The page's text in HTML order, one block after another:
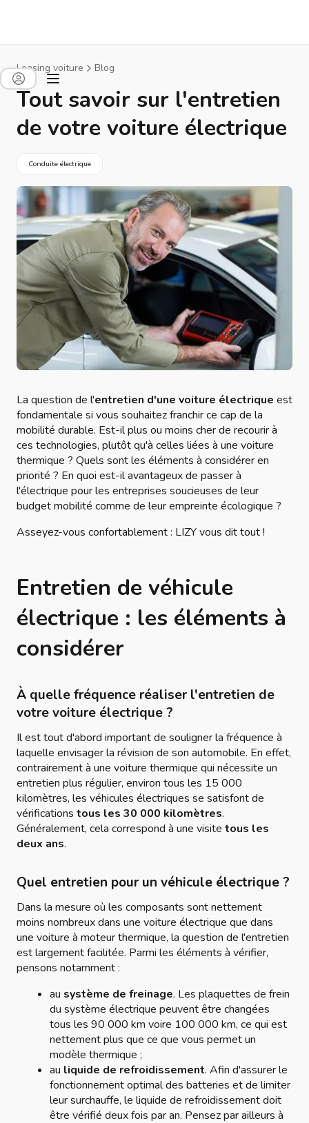
Leasing voiture Blog
Tout savoir sur l'entretien
de votre voiture électrique
Conduite électrique
La question de l'entretien d'une voiture électrique est
fondamentale si vous souhaitez franchir ce cap de la
mobilité durable. Est-il plus ou moins cher de recourir à
ces technologies, plutôt qu'à celles liées à une voiture
thermique ? Quels sont les éléments à considérer en
priorité ? En quoi est-il avantageux de passer à
l'électrique pour les entreprises soucieuses de leur
budget mobilité comme de leur empreinte écologique ?
Asseyez-vous confortablement : LIZY vous dit tout !
Entretien de véhicule
électrique : les éléments à
considérer
À quelle fréquence réaliser l'entretien de
votre voiture électrique ?
Il est tout d'abord important de souligner la fréquence à
laquelle envisager la révision de son automobile. En effet,
contrairement à une voiture thermique qui nécessite un
entretien plus régulier, environ tous les 15 000
kilomètres, les véhicules électriques se satisfont de
vérifications tous les 30 000 kilomètres.
Généralement, cela correspond à une visite tous les
deux ans.
Quel entretien pour un véhicule électrique ?
Dans la mesure où les composants sont nettement
moins nombreux dans une voiture électrique que dans
une voiture à moteur thermique, la question de l'entretien
est largement facilitée. Parmi les éléments à vérifier,
pensons notamment :
au système de freinage. Les plaquettes de frein
du système électrique peuvent être changées
tous les 90 000 km voire 100 000 km, ce qui est
nettement plus que ce que vous permet un
modèle thermique ;
au liquide de refroidissement. Afin d'assurer le
fonctionnement optimal des batteries et de limiter
leur surchauffe, le liquide de refroidissement doit
être vérifié deux fois par an. Pensez par ailleurs à